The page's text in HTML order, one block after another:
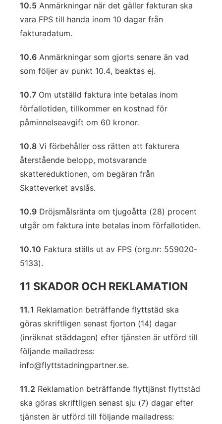
10.5 Anmärkningar när det gäller fakturan ska
vara FPS till handa inom 10 dagar från
fakturadatum.
10.6 Anmärkningar som gjorts senare än vad
som följer av punkt 10.4, beaktas ej.
10.7 Om utställd faktura inte betalas inom
förfallotiden, tillkommer en kostnad för
påminnelseavgift om 60 kronor.
10.8 Vi förbehåller oss rätten att fakturera
återstående belopp, motsvarande
skattereduktionen, om begäran från
Skatteverket avslås.
10.9 Dröjsmålsränta om tjugoåtta (28) procent
utgår om faktura inte betalas inom förfallotiden.
10.10 Faktura ställs ut av FPS (org.nr: 559020-
5133).
11 SKADOR OCH REKLAMATION
11.1 Reklamation beträffande flyttstäd ska
göras skriftligen senast fjorton (14) dagar
(inräknat städdagen) efter tjänsten är utförd till
följande mailadress:
info@flyttstadningpartner.se.
11.2 Reklamation beträffande flyttjänst flyttstäd
ska göras skriftligen senast sju (7) dagar efter
tjänsten är utförd till följande mailadress: